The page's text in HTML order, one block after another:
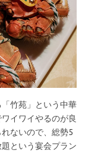
竹苑」という中華
イワイやるのが良
ないので、総勢5
という宴会プラン